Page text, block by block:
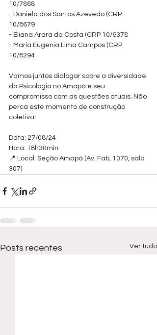
10/7888
- Daniela dos Santos Azevedo (CRP
10/8679
- Eliana Arara da Costa (CRP 10/6378
- Maria Eugenia Lima Campos (CRP
10/8294
Vamos juntos dialogar sobre a diversidade
da Psicologia no Amapá e seu
compromisso com as questões atuais. Não
perca este momento de construção
coletiva!
Data: 27/08/24
Hora: 18h30min
📍 Local: Seção Amapá (Av. Fab, 1070, sala
307)
Posts recentes Ver tudo